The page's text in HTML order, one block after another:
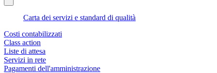
Carta dei servizi e standard di qualità
Costi contabilizzati
Class action
Liste di attesa
Servizi in rete
Pagamenti dell'amministrazione